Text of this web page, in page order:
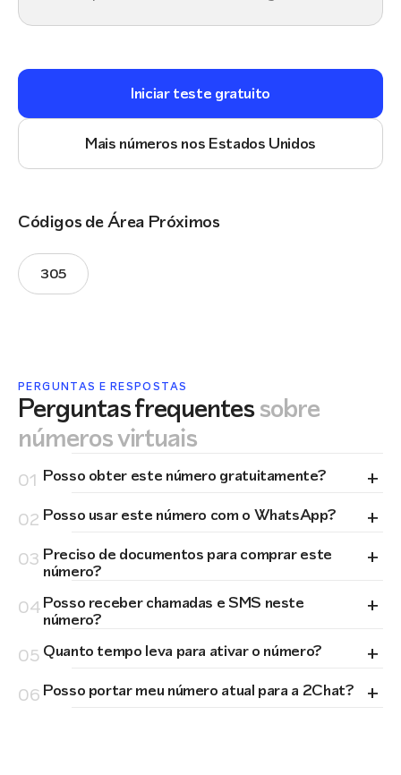
Iniciar teste gratuito
Mais números nos Estados Unidos
Códigos de Área Próximos
305
PERGUNTAS E RESPOSTAS
Perguntas frequentessobre
números virtuais
01 Posso obter este número gratuitamente? +
02 Posso usar este número com o WhatsApp? +
03 Preciso de documentos para comprar este
número? +
04Posso receber chamadas e SMS neste
número? +
05 Quanto tempo leva para ativar o número? +
06 Posso portar meu número atual para a 2Chat? +